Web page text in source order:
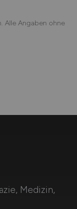
Alle Angaben ohne
Medizin,